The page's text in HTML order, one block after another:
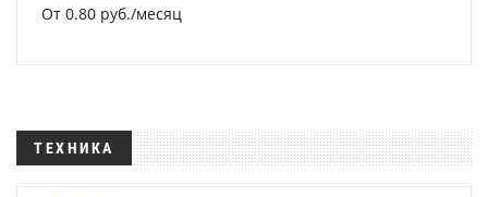
От 0.80 руб./месяц
ТЕХНИКА